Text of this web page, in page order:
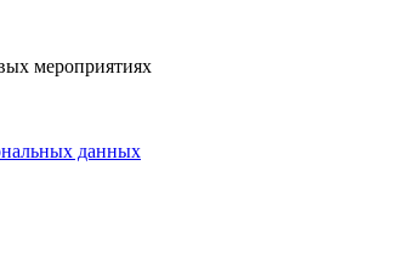
мероприятиях
данных